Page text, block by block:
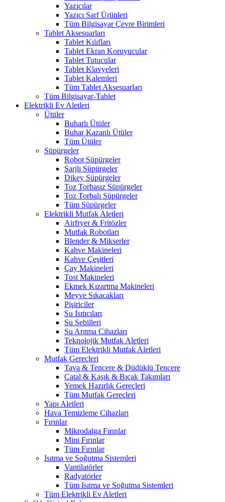
Yazıcılar
Yazıcı Sarf Ürünleri
Tüm Bilgisayar Çevre Birimleri
Tablet Aksesuarları
Tablet Kılıfları
Tablet Ekran Koruyucular
Tablet Tutucular
Tablet Klavyeleri
Tablet Kalemleri
Tüm Tablet Aksesuarları
Tüm Bilgisayar-Tablet
Elektrikli Ev Aletleri
Ütüler
Buharlı Ütüler
Buhar Kazanlı Ütüler
Tüm Ütüler
Süpürgeler
Robot Süpürgeler
Şarjlı Süpürgeler
Dikey Süpürgeler
Toz Torbasız Süpürgeler
Toz Torbalı Süpürgeler
Tüm Süpürgeler
Elektrikli Mutfak Aletleri
Airfryer & Fritözler
Mutfak Robotları
Blender & Mikserler
Kahve Makineleri
Kahve Çeşitleri
Çay Makineleri
Tost Makineleri
Ekmek Kızartma Makineleri
Meyve Sıkacakları
Pişiriciler
Su Isıtıcıları
Su Sebilleri
Su Arıtma Cihazları
Teknolojik Mutfak Aletleri
Tüm Elektrikli Mutfak Aletleri
Mutfak Gereçleri
Tava & Tencere & Düdüklü Tencere
Çatal & Kaşık & Bıçak Takımları
Yemek Hazırlık Gereçleri
Tüm Mutfak Gereçleri
Yapı Aletleri
Hava Temizleme Cihazları
Fırınlar
Mikrodalga Fırınlar
Mini Fırınlar
Tüm Fırınlar
Isıtma ve Soğutma Sistemleri
Vantilatörler
Radyatörler
Tüm Isıtma ve Soğutma Sistemleri
Tüm Elektrikli Ev Aletleri